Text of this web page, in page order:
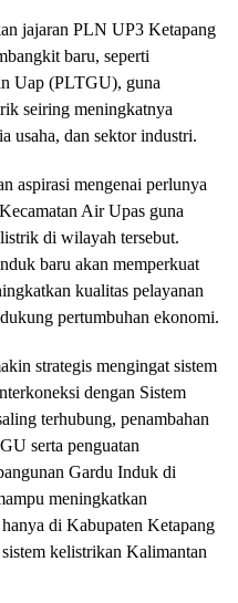
jajaran PLN UP3 Ketapang
baru, seperti
Uap (PLTGU), guna
seiring meningkatnya
usaha, dan sektor industri.
aspirasi mengenai perlunya
Air Upas guna
di wilayah tersebut.
baru akan memperkuat
kualitas pelayanan
pertumbuhan ekonomi.
strategis mengingat sistem
dengan Sistem
terhubung, penambahan
serta penguatan
Gardu Induk di
meningkatkan
di Kabupaten Ketapang
kelistrikan Kalimantan